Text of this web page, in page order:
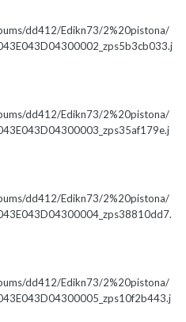
dd412/Edikn73/2%20pistona/
dd412/Edikn73/2%20pistona/
dd412/Edikn73/2%20pistona/
dd412/Edikn73/2%20pistona/